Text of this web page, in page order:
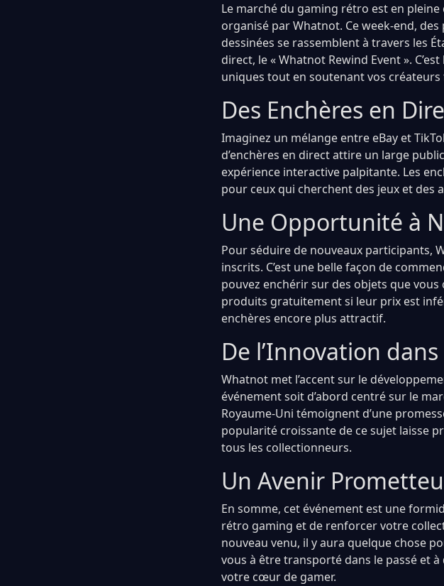
Le marché du gaming rétro est en pleine
organisé par Whatnot. Ce week-end,
dessinées se rassemblent à travers les
direct, le « Whatnot Rewind Event ».
uniques tout en soutenant vos créateurs
Des Enchères en
Imaginez un mélange entre eBay et
d’enchères en direct attire un large
expérience interactive palpitante. Les
pour ceux qui cherchent des jeux et des
Une Opportunité à
Pour séduire de nouveaux participants,
inscrits. C’est une belle façon de
pouvez enchérir sur des objets que
produits gratuitement si leur prix est
enchères encore plus attractif.
De l’Innovation
Whatnot met l’accent sur le
événement soit d’abord centré sur le
Royaume-Uni témoignent d’une
popularité croissante de ce sujet laisse
tous les collectionneurs.
Un Avenir
En somme, cet événement est une
rétro gaming et de renforcer votre
nouveau venu, il y aura quelque chose
vous à être transporté dans le passé et
votre cœur de gamer.